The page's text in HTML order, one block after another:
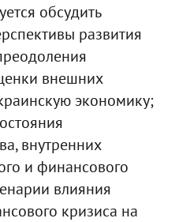
обсудить
развития
внешних
экономику;
внутренних
и финансового
влияния
кризиса на